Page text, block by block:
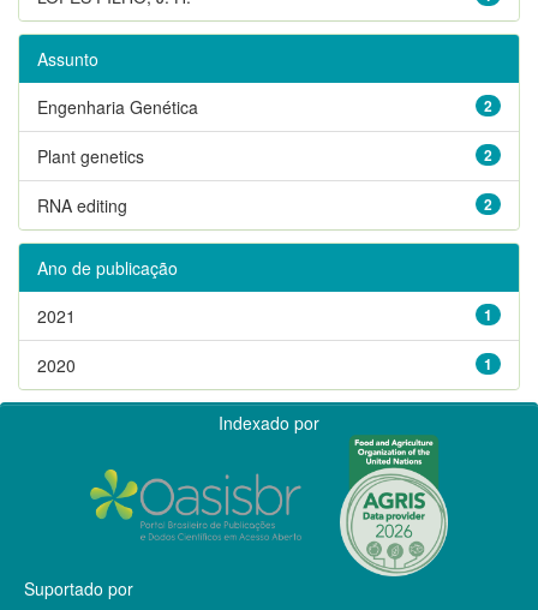
Assunto
2
Engenharia Genética
2
Plant genetics
2
RNA editing
Ano de publicação
1
2021
1
2020
Indexado por
Suportado por